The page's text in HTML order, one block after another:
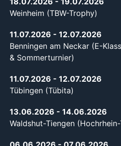
Weinheim (TBW-Trophy)
11.07.2026 - 12.07.2026
Benningen am Neckar (E-
& Sommerturnier)
11.07.2026 - 12.07.2026
Tübingen (Tübita)
13.06.2026 - 14.06.2026
Waldshut-Tiengen